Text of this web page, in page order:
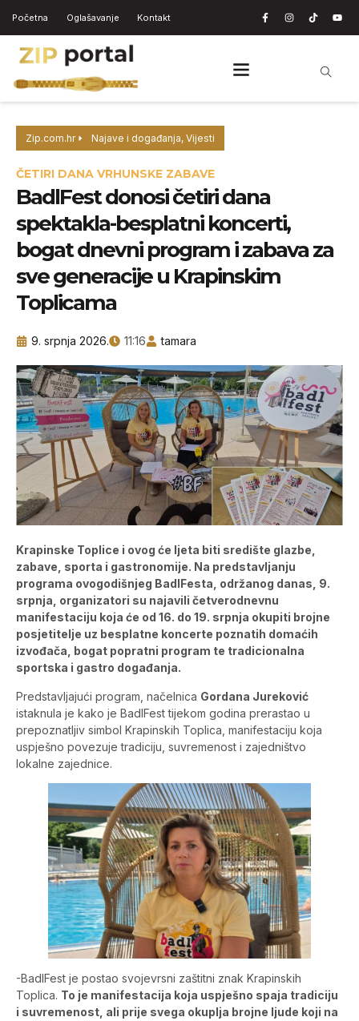
Početna Oglašavanje Kontakt
Zip.com.hr Najave i događanja, Vijesti
ČETIRI DANA VRHUNSKE ZABAVE
BadlFest donosi četiri dana
spektakla-besplatni koncerti,
bogat dnevni program i zabava za
sve generacije u Krapinskim
Toplicama
9. srpnja 2026. 11:16 tamara
Krapinske Toplice i ovog će ljeta biti središte glazbe,
zabave, sporta i gastronomije. Na predstavljanju
programa ovogodišnjeg BadlFesta, održanog danas, 9.
srpnja, organizatori su najavili četverodnevnu
manifestaciju koja će od 16. do 19. srpnja okupiti brojne
posjetitelje uz besplatne koncerte poznatih domaćih
izvođača, bogat popratni program te tradicionalna
sportska i gastro događanja.
Predstavljajući program, načelnica Gordana Jureković
istaknula je kako je BadlFest tijekom godina prerastao u
prepoznatljiv simbol Krapinskih Toplica, manifestaciju koja
uspješno povezuje tradiciju, suvremenost i zajedništvo
lokalne zajednice.
-BadlFest je postao svojevrsni zaštitni znak Krapinskih
Toplica. To je manifestacija koja uspješno spaja tradiciju
i suvremenost, ali prije svega okuplja brojne ljude koji na